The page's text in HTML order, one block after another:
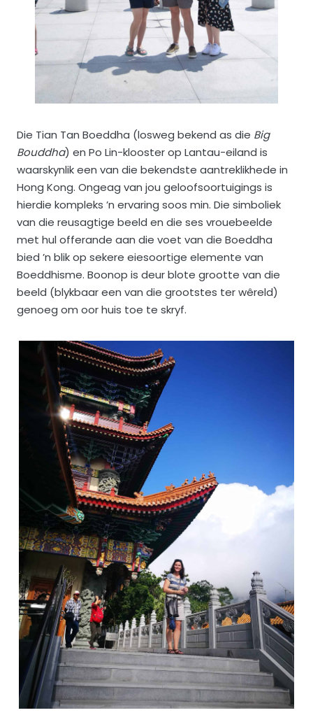
Die Tian Tan Boeddha (losweg bekend as die Big
Bouddha) en Po Lin-klooster op Lantau-eiland is
waarskynlik een van die bekendste aantreklikhede in
Hong Kong. Ongeag van jou geloofsoortuigings is
hierdie kompleks ’n ervaring soos min. Die simboliek
van die reusagtige beeld en die ses vrouebeelde
met hul offerande aan die voet van die Boeddha
bied ’n blik op sekere eiesoortige elemente van
Boeddhisme. Boonop is deur blote grootte van die
beeld (blykbaar een van die grootstes ter wêreld)
genoeg om oor huis toe te skryf.